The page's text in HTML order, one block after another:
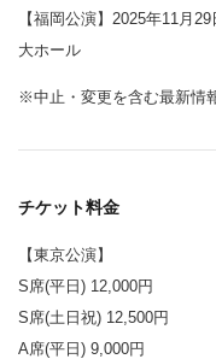
【福岡公演】2025年11月
大ホール
※中止・変更を含む最新情
チケット料金
【東京公演】
S席(平日) 12,000円
S席(土日祝) 12,500円
A席(平日) 9,000円